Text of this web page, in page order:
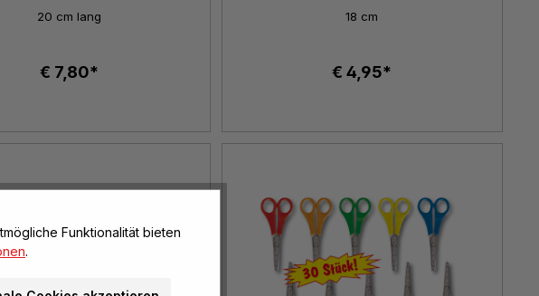
20 cm lang
€ 7,80*
18 cm
€ 4,95*
Funktionalität bieten
.